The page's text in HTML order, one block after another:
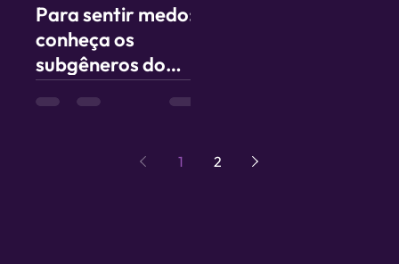
Para sentir medo:
conheça os
subgêneros do
1 2